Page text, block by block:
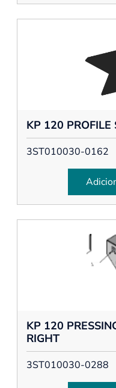
KP 120 PROFILE
3ST010030-0162
KP 120
RIGHT
3ST010030-0288